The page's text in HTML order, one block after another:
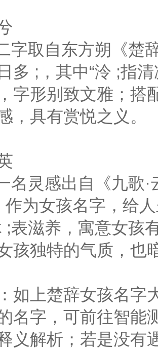
字取自东方朔《楚
多 ;，其中“泠 ;指
字形别致文雅；搭
，具有赏悦之义。
名灵感出自《九歌
作为女孩名字，给
;表滋养，寓意女孩
孩独特的气质，也
如上楚辞女孩名字
名字，可前往智能
义解析；若是没有